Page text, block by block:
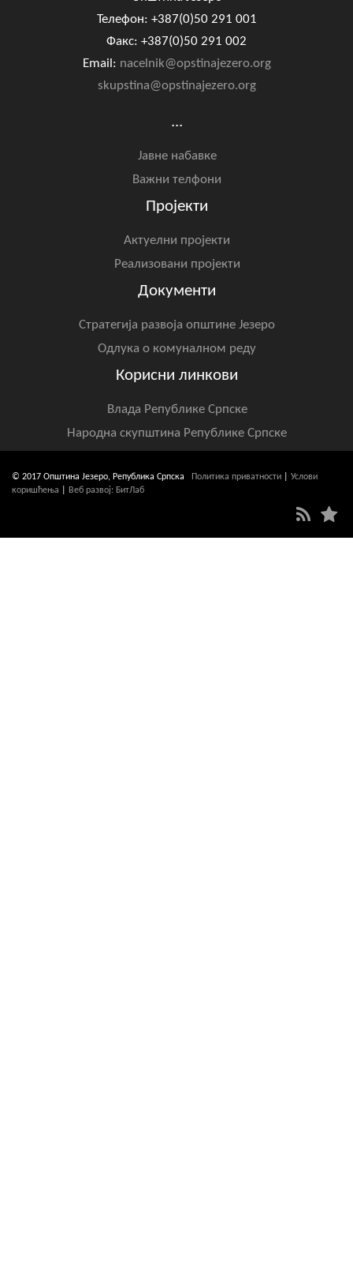
Телефон: +387(0)50 291 001
Факс: +387(0)50 291 002
Email: nacelnik@opstinajezero.org
skupstina@opstinajezero.org
...
Јавне набавке
Важни телфони
Пројекти
Актуелни пројекти
Реализовани пројекти
Документи
Стратегија развоја општине Језеро
Одлука о комуналном реду
Корисни линкови
Влада Републике Српске
Народна скупштина Републике Српске
© 2017 Општина Језеро, Република Српска Политика приватности
Услови
коришћења
Веб развој: БитЛаб